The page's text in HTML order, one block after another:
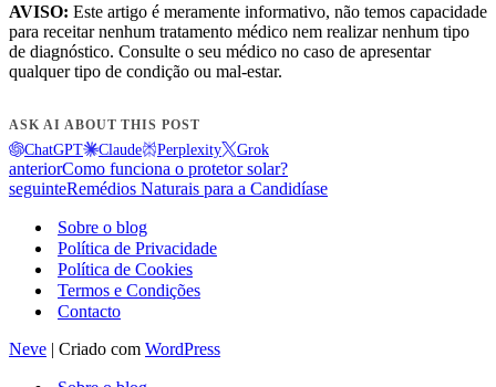
AVISO: Este artigo é meramente informativo, não temos capacidade
para receitar nenhum tratamento médico nem realizar nenhum tipo
de diagnóstico. Consulte o seu médico no caso de apresentar
qualquer tipo de condição ou mal-estar.
ASK AI ABOUT THIS POST
ChatGPT Claude Perplexity Grok
anteriorComo funciona o protetor solar?
seguinteRemédios Naturais para a Candidíase
Sobre o blog
Política de Privacidade
Política de Cookies
Termos e Condições
Contacto
Neve | Criado com WordPress